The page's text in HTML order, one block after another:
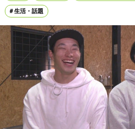
生活・話題